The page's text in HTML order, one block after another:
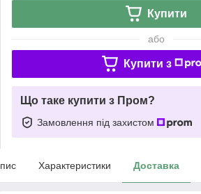
Купити
або
Купити з
Що таке купити з Пром?
Замовлення під захистом
Характеристики Доставка